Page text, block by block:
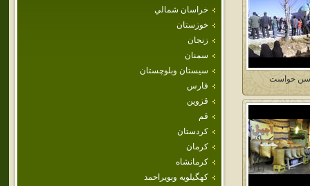
خراسان شمالي
خوزستان
زنجان
سمنان
سيستان وبلوچستان
فارس
قزوين
قم
كردستان
كرمان
كرمانشاه
كهگيلويه وبويراحمد
سن خواست